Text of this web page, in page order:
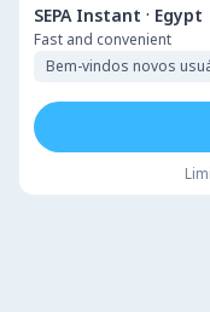
SEPA Instant · Egypt
Fast and convenient
Bem-vindos novos